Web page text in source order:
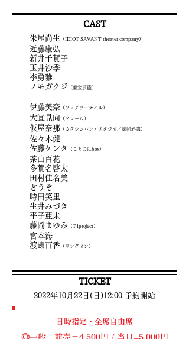
CAST
朱尾尚生 （IDIOT SAVANT theater company）
近藤康弘
新井千賀子
玉井沙季
李勇雅
ノモガクジ
（東宝芸能）
伊藤美奈 （フェアリーテイル）
大宜見向 （クレール）
仮屋奈那 （カクシンハン・スタジオ／劇団斜講）
佐々木健
佐藤ケンタ
（ことのはbox）
茶山百花
多賀名啓太
田村佳名美
どうぞ
時田笑里
生井みづき
平子亜未
藤岡まゆみ
（T1project）
宮本海
渡邊百香 （リングオン）
TICKET
2022年10月22日(日)12:00 予約開始
日時指定・全席自由席
◎一般 前売＝4,500円 / 当日=5,000円